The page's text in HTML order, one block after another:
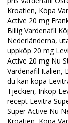
Kroatien, Köpa
Active 20 mg
Billig Vardenafil
Nederländerna,
uppköp 20 mg
Active 20 mg Nu
Vardenafil Italien,
du kan köpa
Tjeckien, Inköp
recept Levitra
Super Active Nu